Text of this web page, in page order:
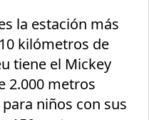
la estación más
kilómetros de
tiene el Mickey
2.000 metros
niños con sus